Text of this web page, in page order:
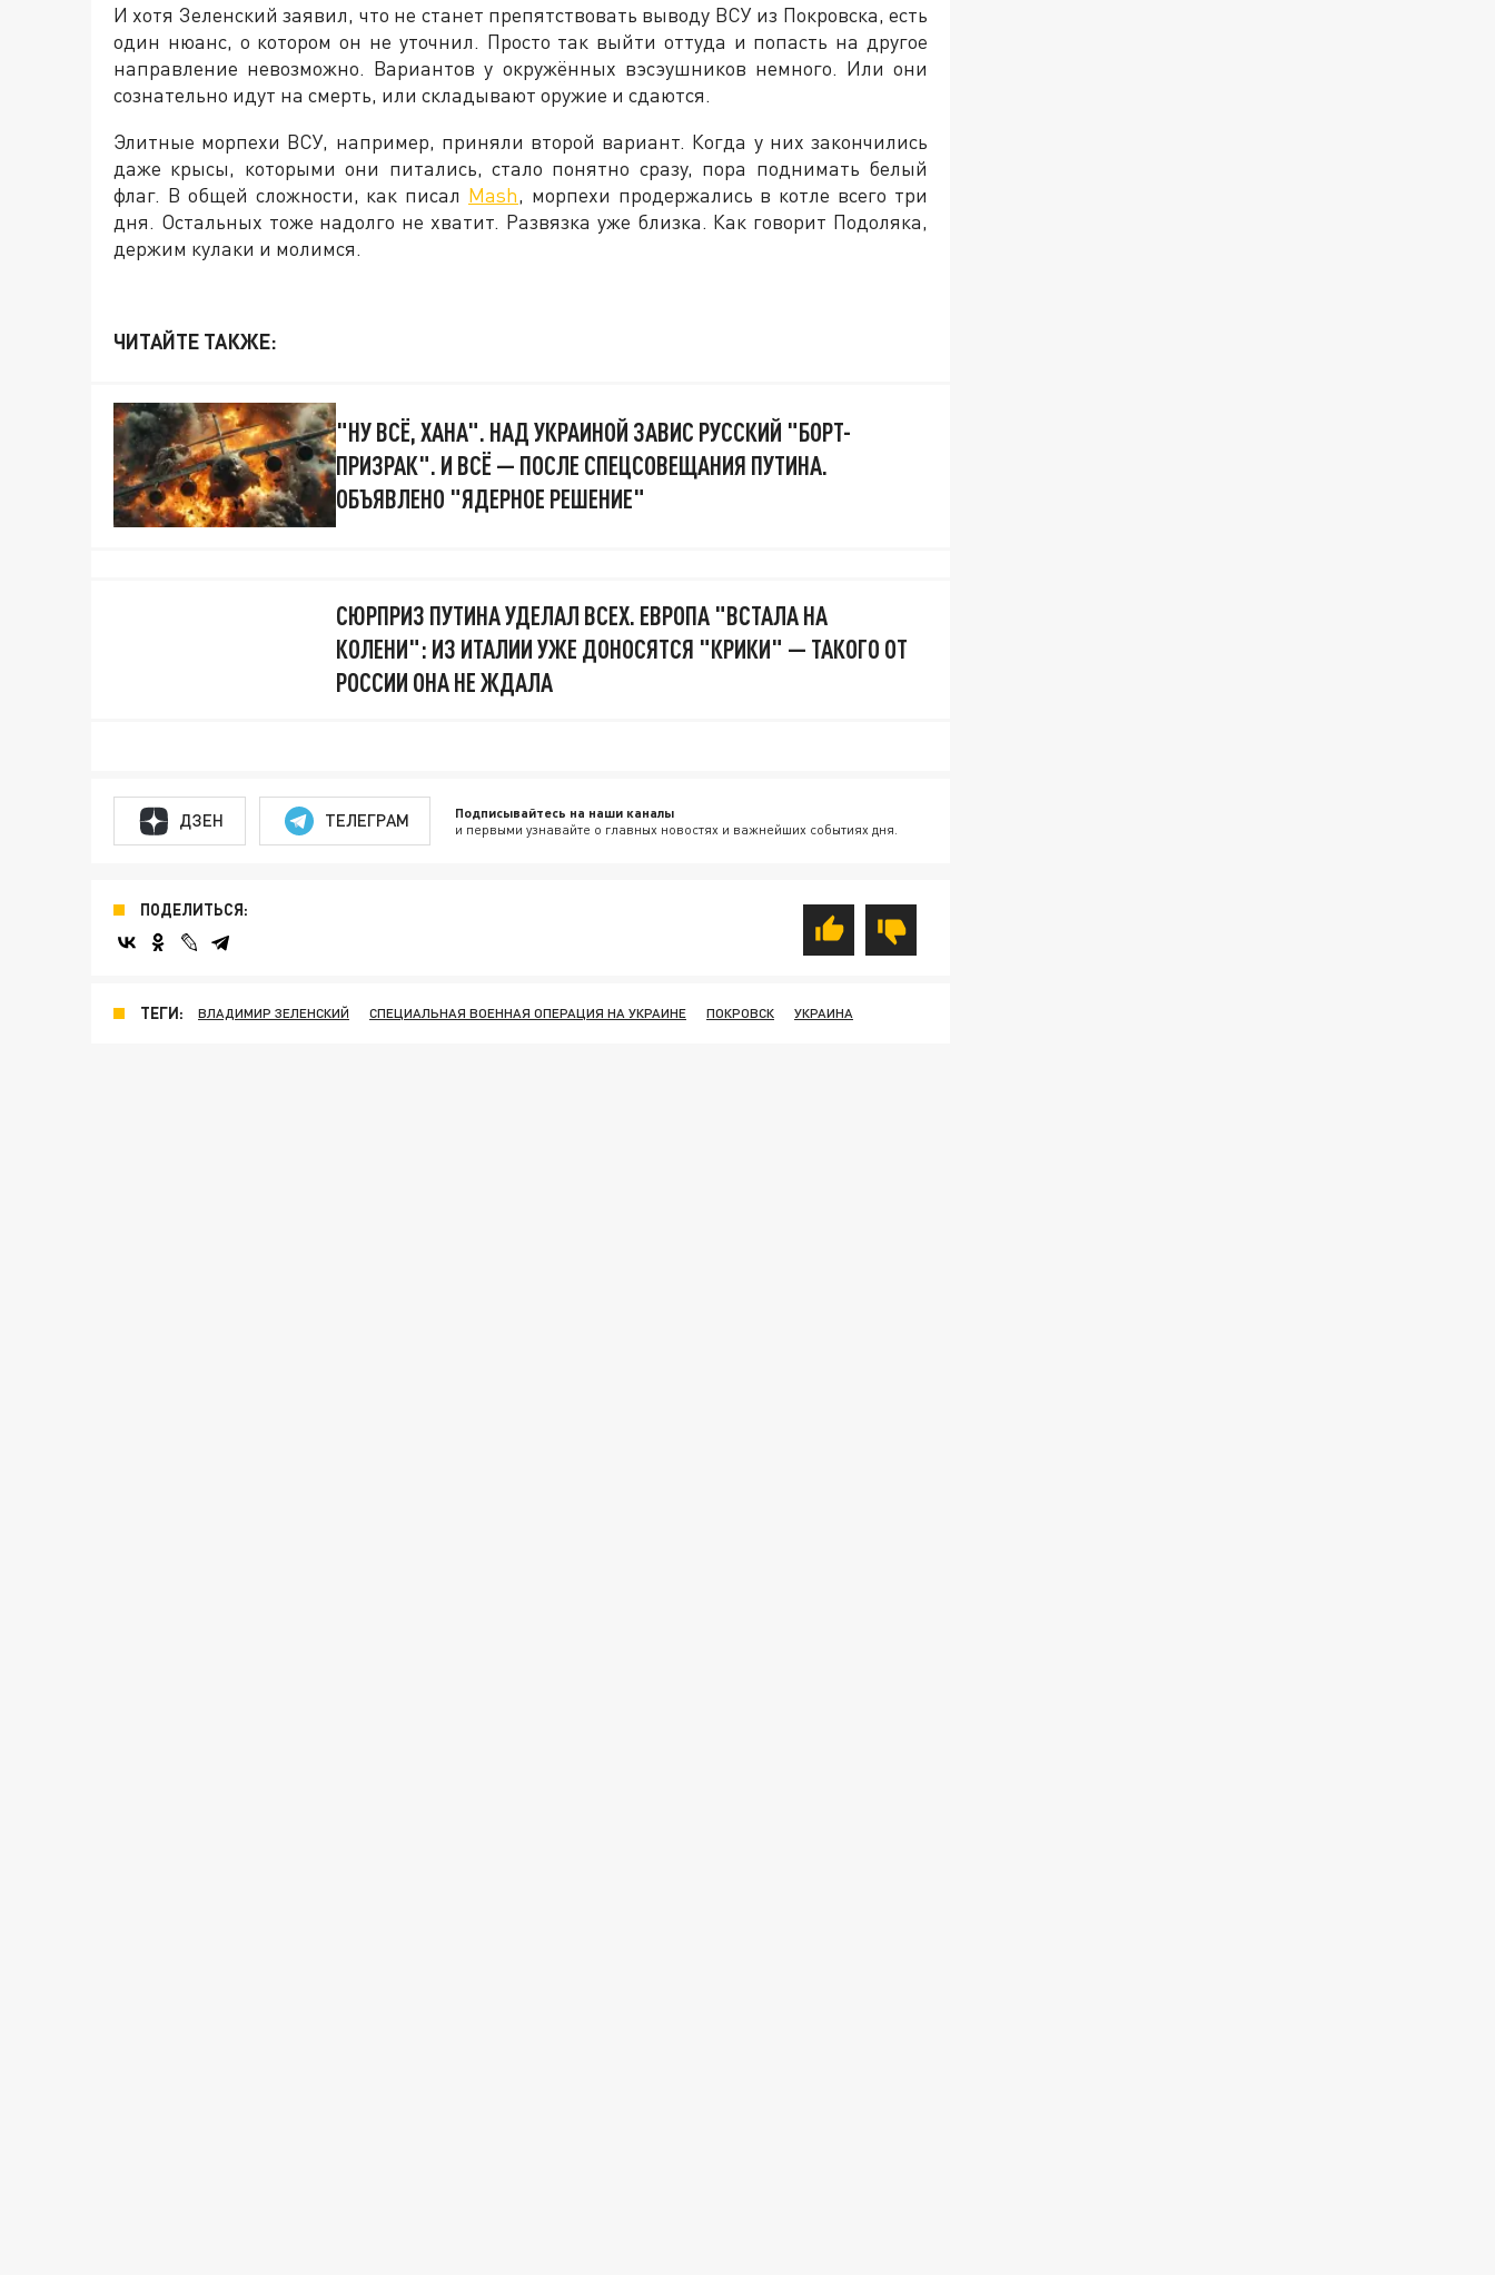
И хотя Зеленский заявил, что не станет препятствовать выводу ВСУ из Покровска, есть
один нюанс, о котором он не уточнил. Просто так выйти оттуда и попасть на другое
направление невозможно. Вариантов у окружённых вэсэушников немного. Или они
сознательно идут на смерть, или складывают оружие и сдаются.
Элитные морпехи ВСУ, например, приняли второй вариант. Когда у них закончились
даже крысы, которыми они питались, стало понятно сразу, пора поднимать белый
флаг. В общей сложности, как писал Mash, морпехи продержались в котле всего три
дня. Остальных тоже надолго не хватит. Развязка уже близка. Как говорит Подоляка,
держим кулаки и молимся.
ЧИТАЙТЕ ТАКЖЕ:
"НУ ВСЁ, ХАНА". НАД УКРАИНОЙ ЗАВИС РУССКИЙ "БОРТ-
ПРИЗРАК". И ВСЁ — ПОСЛЕ СПЕЦСОВЕЩАНИЯ ПУТИНА.
ОБЪЯВЛЕНО "ЯДЕРНОЕ РЕШЕНИЕ"
СЮРПРИЗ ПУТИНА УДЕЛАЛ ВСЕХ. ЕВРОПА "ВСТАЛА НА
КОЛЕНИ": ИЗ ИТАЛИИ УЖЕ ДОНОСЯТСЯ "КРИКИ" — ТАКОГО ОТ
РОССИИ ОНА НЕ ЖДАЛА
ДЗЕН ТЕЛЕГРАМ Подписывайтесь на наши каналы
и первыми узнавайте о главных новостях и важнейших событиях дня.
ПОДЕЛИТЬСЯ:
ТЕГИ: ВЛАДИМИР ЗЕЛЕНСКИЙ СПЕЦИАЛЬНАЯ ВОЕННАЯ ОПЕРАЦИЯ НА УКРАИНЕ ПОКРОВСК УКРАИНА